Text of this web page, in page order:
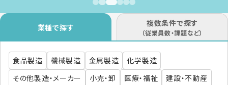
業種で探す 複数条件で探す
（従業員数・課題など）
食品製造 機械製造 金属製造
化学製造
その他製造・メーカー
小売・卸 医療・福祉
建設・不動産